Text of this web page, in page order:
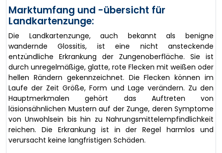
Marktumfang und -übersicht für
Landkartenzunge:
Die Landkartenzunge, auch bekannt als benigne
wandernde Glossitis, ist eine nicht ansteckende
entzündliche Erkrankung der Zungenoberfläche. Sie ist
durch unregelmäßige, glatte, rote Flecken mit weißen oder
hellen Rändern gekennzeichnet. Die Flecken können im
Laufe der Zeit Größe, Form und Lage verändern. Zu den
Hauptmerkmalen gehört das Auftreten von
läsionsähnlichen Mustern auf der Zunge, deren Symptome
von Unwohlsein bis hin zu Nahrungsmittelempfindlichkeit
reichen. Die Erkrankung ist in der Regel harmlos und
verursacht keine langfristigen Schäden.